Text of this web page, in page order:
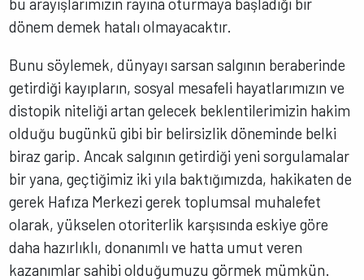
dönem demek hatalı olmayacaktır.
Bunu söylemek, dünyayı sarsan salgının beraberinde
getirdiği kayıpların, sosyal mesafeli hayatlarımızın ve
distopik niteliği artan gelecek beklentilerimizin hakim
olduğu bugünkü gibi bir belirsizlik döneminde belki
biraz garip. Ancak salgının getirdiği yeni sorgulamalar
bir yana, geçtiğimiz iki yıla baktığımızda, hakikaten de
gerek Hafıza Merkezi gerek toplumsal muhalefet
olarak, yükselen otoriterlik karşısında eskiye göre
daha hazırlıklı, donanımlı ve hatta umut veren
kazanımlar sahibi olduğumuzu görmek mümkün.